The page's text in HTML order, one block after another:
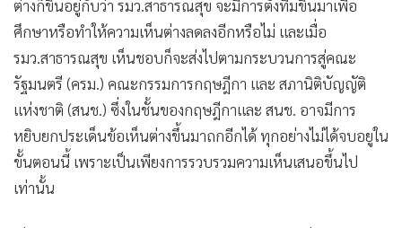
ต่างก็ขึ้นอยู่กับว่า รมว.สาธารณสุข จะมีการตั้งทีมขึ้นมาเพื่อ
ศึกษาหรือทำให้ความเห็นต่างลดลงอีกหรือไม่ และเมื่อ
รมว.สาธารณสุข เห็นชอบก็จะส่งไปตามกระบวนการสู่คณะ
รัฐมนตรี (ครม.) คณะกรรมการกฤษฎีกา และ สภานิติบัญญัติ
แห่งชาติ (สนช.) ซึ่งในชั้นของกฤษฎีกาและ สนช. อาจมีการ
หยิบยกประเด็นข้อเห็นต่างขึ้นมาถกอีกได้ ทุกอย่างไม่ได้จบอยูใน
ขั้นตอนนี้ เพราะเป็นเพียงการรวบรวมความเห็นเสนอขึ้นไป
เท่านั้น